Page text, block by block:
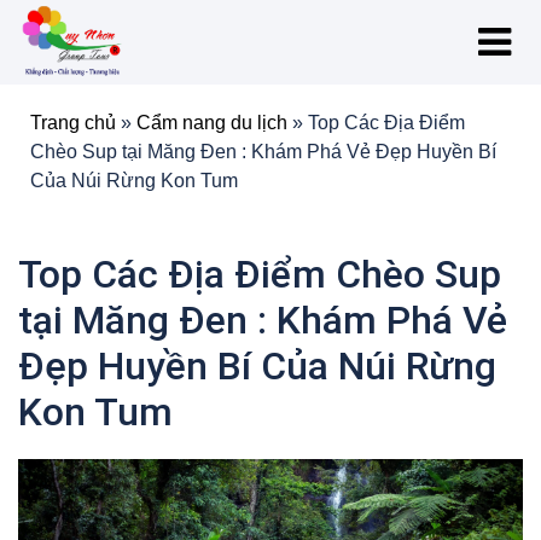
Trang chủ » Cẩm nang du lịch » Top Các Địa Điểm
Chèo Sup tại Măng Đen : Khám Phá Vẻ Đẹp Huyền Bí
Của Núi Rừng Kon Tum
Top Các Địa Điểm Chèo Sup
tại Măng Đen : Khám Phá Vẻ
Đẹp Huyền Bí Của Núi Rừng
Kon Tum